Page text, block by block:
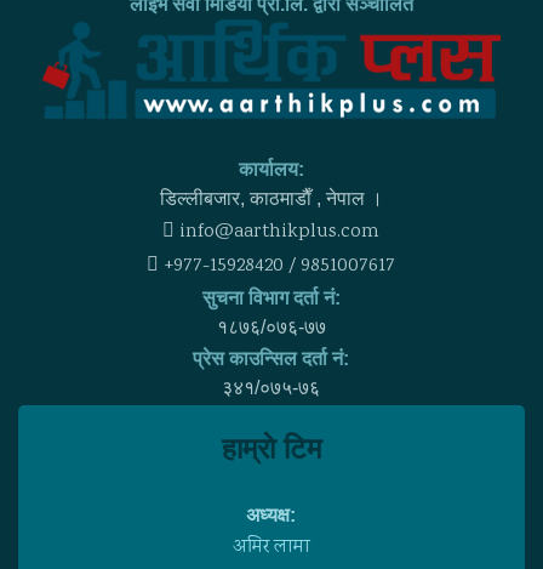
कार्यालय:
डिल्लीबजार, काठमाडाैँ , नेपाल ।
info@aarthikplus.com
+977-15928420 / 9851007617
सुचना विभाग दर्ता नं:
१८७६/०७६-७७
प्रेस काउन्सिल दर्ता नं:
३४१/०७५-७६
हाम्राे टिम
अध्यक्ष:
अमिर लामा